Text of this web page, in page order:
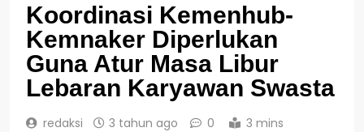
Koordinasi Kemenhub-
Kemnaker Diperlukan
Guna Atur Masa Libur
Lebaran Karyawan Swasta
redaksi 3 tahun ago 0 3 mins